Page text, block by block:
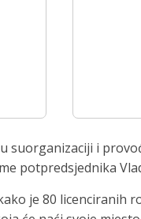
suorganizaciji i
potpredsjednika
je 80 licenciranih